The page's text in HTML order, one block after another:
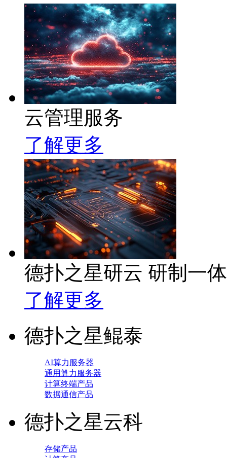
云管理服务
了解更多
德扑之星研云 研制一
了解更多
德扑之星鲲泰
AI算力服务器
通用算力服务器
计算终端产品
数据通信产品
德扑之星云科
存储产品